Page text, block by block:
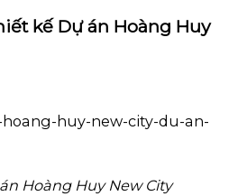
kế Dự án Hoàng Huy
Hoàng Huy New City